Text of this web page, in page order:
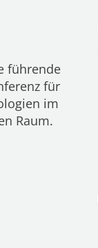
führende
für
im
Raum.